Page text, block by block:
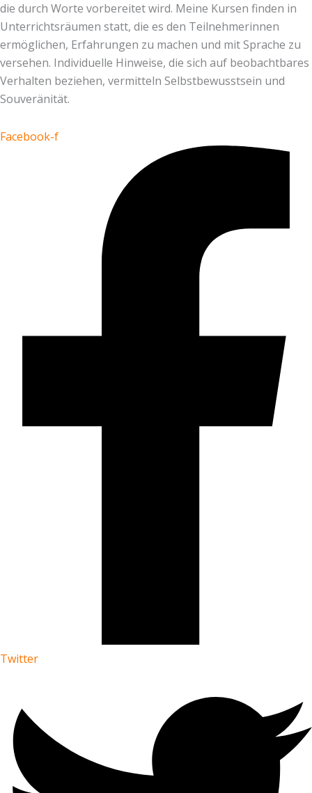
die durch Worte vorbereitet wird. Meine Kursen finden in
Unterrichtsräumen statt, die es den Teilnehmerinnen
ermöglichen, Erfahrungen zu machen und mit Sprache zu
versehen. Individuelle Hinweise, die sich auf beobachtbares
Verhalten beziehen, vermitteln Selbstbewusstsein und
Souveränität.
Facebook-f
Twitter